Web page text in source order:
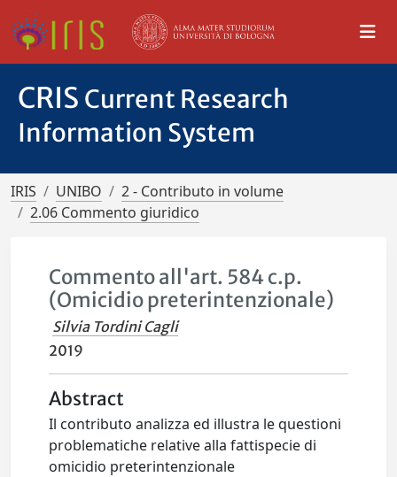
CRIS Current Research
Information System
IRIS UNIBO
2 - Contributo in volume
2.06 Commento giuridico
Commento all'art. 584 c.p.
(Omicidio preterintenzionale)
Silvia Tordini Cagli
2019
Abstract
Il contributo analizza ed illustra le questioni
problematiche relative alla fattispecie di
omicidio preterintenzionale